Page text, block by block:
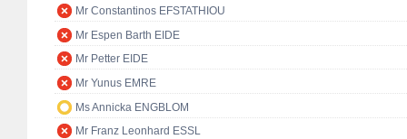
Mr Constantinos EFSTATHIOU
Mr Espen Barth EIDE
Mr Petter EIDE
Mr Yunus EMRE
Ms Annicka ENGBLOM
Mr Franz Leonhard ESSL